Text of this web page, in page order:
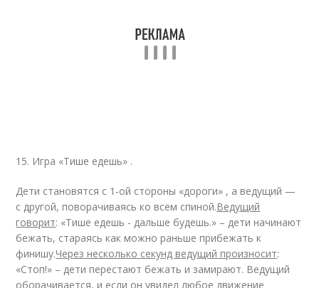
15. Игра «Тише едешь» .
Дети становятся с 1-ой стороны «дороги» , а ведущий —
с другой, поворачиваясь ко всем спиной.Ведущий
говорит: «Тише едешь - дальше будешь.» – дети начинают
бежать, стараясь как можно раньше прибежать к
финишу.Через несколько секунд ведущий произносит:
«Стоп!» – дети перестают бежать и замирают. Ведущий
оборачивается, и если он увидел любое движение